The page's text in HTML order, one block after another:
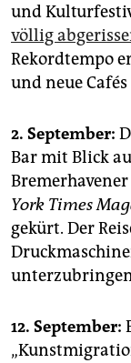
und
völlig
Rekordtempo
und neue
2. September:
Bar mit Blick
York Times
gekürt. Der
12. September: